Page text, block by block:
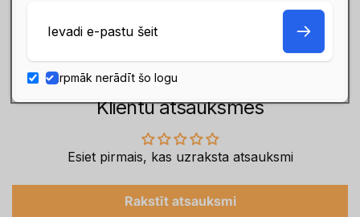
galvenā prioritāte
Klientu atsauksmes
Esiet pirmais, kas uzraksta atsauksmi
Rakstīt atsauksmi
E-
pasts
Turpmāk nerādīt šo logu